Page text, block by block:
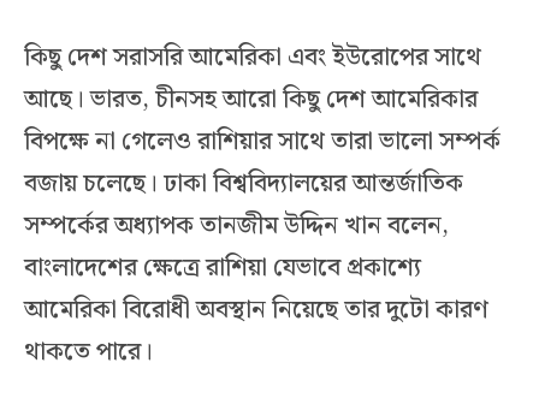
কিছু দেশ সরাসরি আমেরিকা এবং ইউরোপের সাথে
আছে। ভারত, চীনসহ আরো কিছু দেশ আমেরিকার
বিপক্ষে না গেলেও রাশিয়ার সাথে তারা ভালো সম্পর্ক
বজায় চলেছে। ঢাকা বিশ্ববিদ্যালয়ের আন্তর্জাতিক
সম্পর্কের অধ্যাপক তানজীম উদ্দিন খান বলেন,
বাংলাদেশের ক্ষেত্রে রাশিয়া যেভাবে প্রকাশ্যে
আমেরিকা বিরোধী অবস্থান নিয়েছে তার দুটো কারণ
থাকতে পারে।